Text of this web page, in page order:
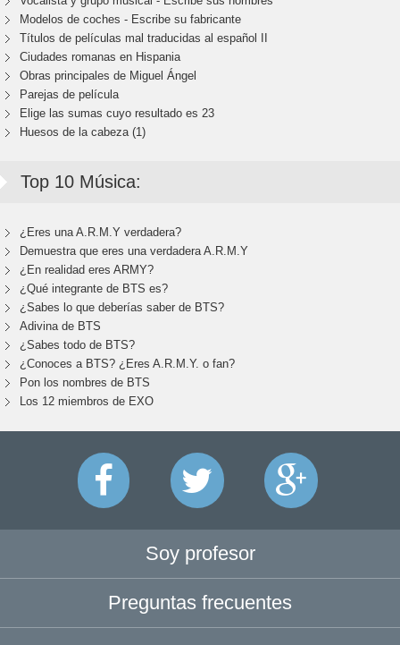
Modelos de coches - Escribe su fabricante
Títulos de películas mal traducidas al español II
Ciudades romanas en Hispania
Obras principales de Miguel Ángel
Parejas de película
Elige las sumas cuyo resultado es 23
Huesos de la cabeza (1)
Top 10 Música:
¿Eres una A.R.M.Y verdadera?
Demuestra que eres una verdadera A.R.M.Y
¿En realidad eres ARMY?
¿Qué integrante de BTS es?
¿Sabes lo que deberías saber de BTS?
Adivina de BTS
¿Sabes todo de BTS?
¿Conoces a BTS? ¿Eres A.R.M.Y. o fan?
Pon los nombres de BTS
Los 12 miembros de EXO
Soy profesor
Preguntas frecuentes